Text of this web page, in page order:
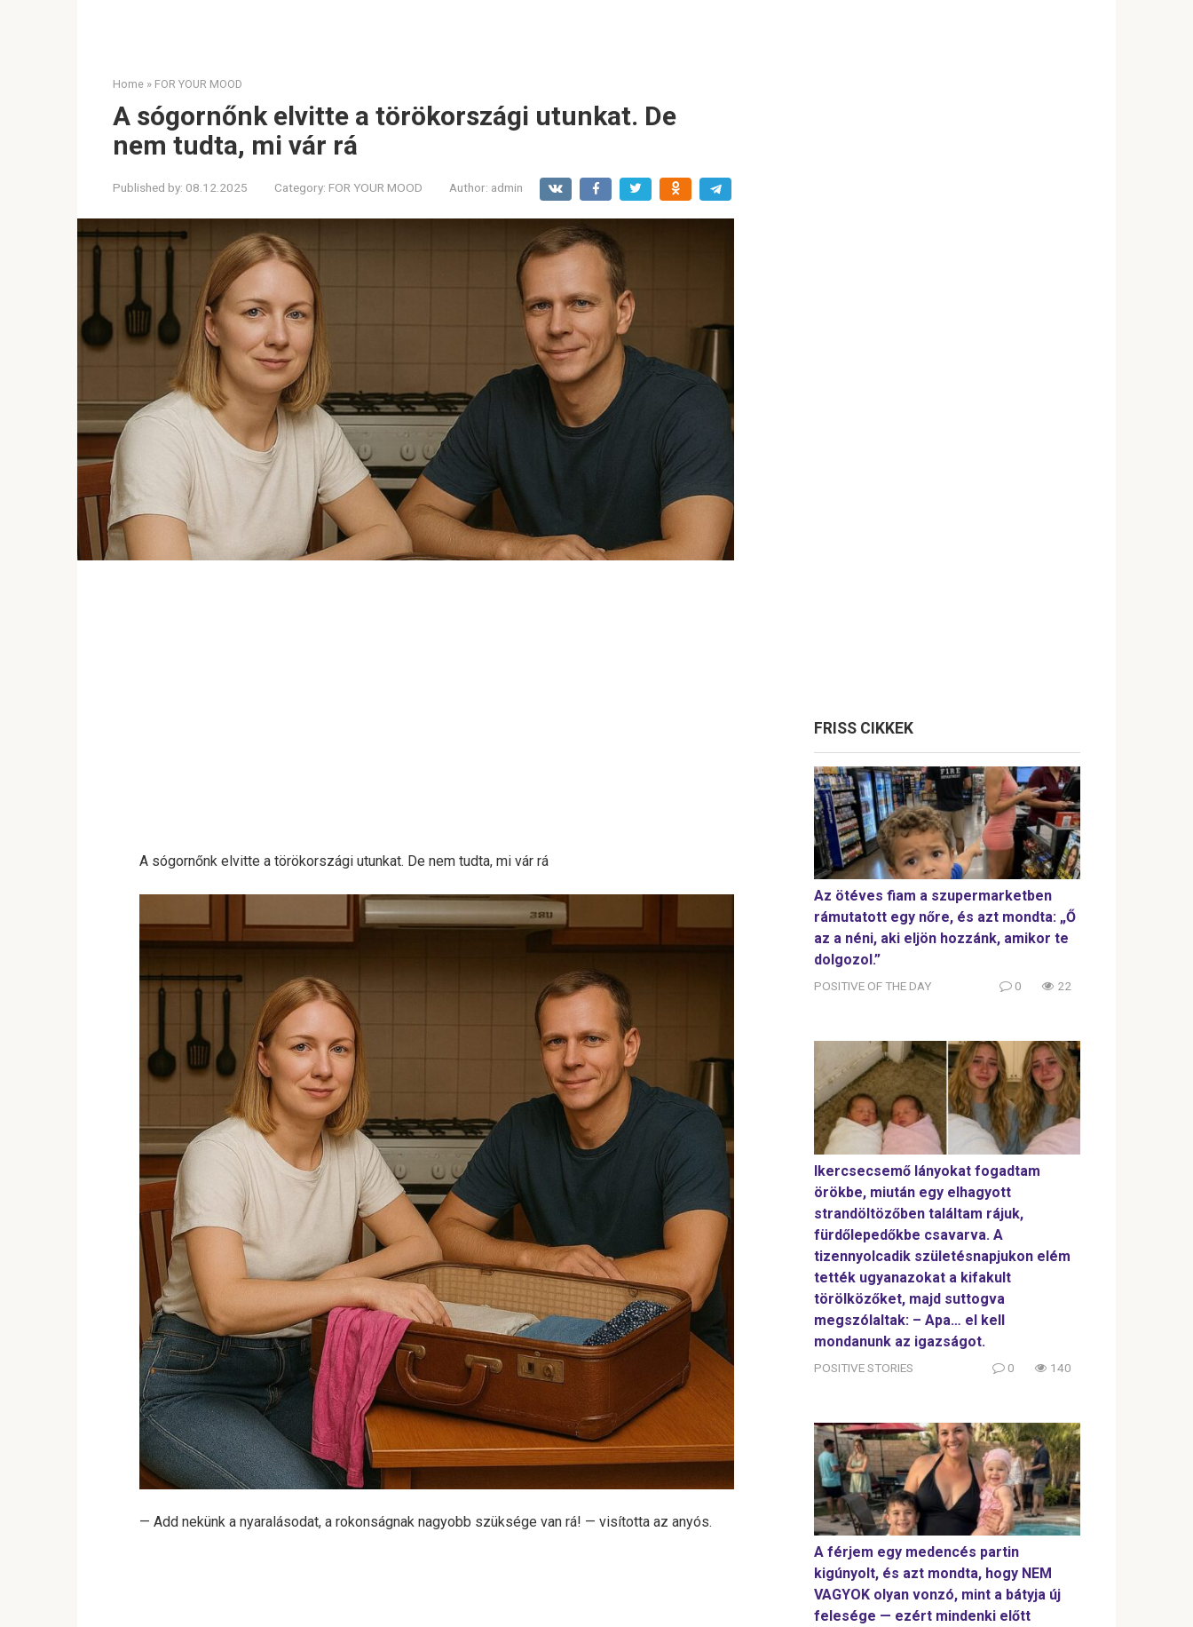
Home » FOR YOUR MOOD
A sógornőnk elvitte a törökországi utunkat. De
nem tudta, mi vár rá
Published by: 08.12.2025 Category: FOR YOUR MOOD Author: admin
A sógornőnk elvitte a törökországi utunkat. De nem tudta, mi vár rá
— Add nekünk a nyaralásodat, a rokonságnak nagyobb szüksége van rá! — visította az anyós.
FRISS CIKKEK
Az ötéves fiam a szupermarketben
rámutatott egy nőre, és azt mondta: „Ő
az a néni, aki eljön hozzánk, amikor te
dolgozol.”
POSITIVE OF THE DAY 0 22
Ikercsecsemő lányokat fogadtam
örökbe, miután egy elhagyott
strandöltözőben találtam rájuk,
fürdőlepedőkbe csavarva. A
tizennyolcadik születésnapjukon elém
tették ugyanazokat a kifakult
törölközőket, majd suttogva
megszólaltak: – Apa… el kell
mondanunk az igazságot.
POSITIVE STORIES 0 140
A férjem egy medencés partin
kigúnyolt, és azt mondta, hogy NEM
VAGYOK olyan vonzó, mint a bátyja új
felesége — ezért mindenki előtt